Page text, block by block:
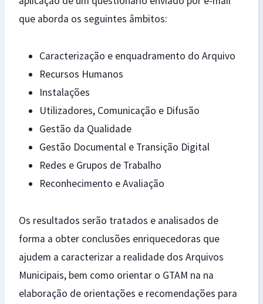
que aborda os seguintes âmbitos:
Caracterização e enquadramento do Arquivo
Recursos Humanos
Instalações
Utilizadores, Comunicação e Difusão
Gestão da Qualidade
Gestão Documental e Transição Digital
Redes e Grupos de Trabalho
Reconhecimento e Avaliação
Os resultados serão tratados e analisados de
forma a obter conclusões enriquecedoras que
ajudem a caracterizar a realidade dos Arquivos
Municipais, bem como orientar o GTAM na na
elaboração de orientações e recomendações para